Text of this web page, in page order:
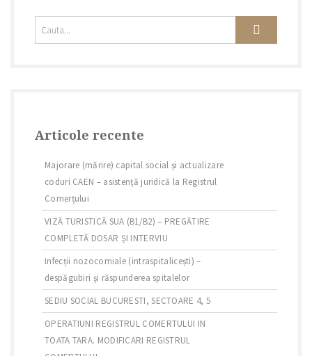
Articole recente
Majorare (mărire) capital social și actualizare
coduri CAEN – asistență juridică la Registrul
Comerțului
VIZĂ TURISTICĂ SUA (B1/B2) – PREGĂTIRE
COMPLETĂ DOSAR ȘI INTERVIU
Infecții nozocomiale (intraspitalicești) –
despăgubiri și răspunderea spitalelor
SEDIU SOCIAL BUCURESTI, SECTOARE 4, 5
OPERATIUNI REGISTRUL COMERTULUI IN
TOATA TARA. MODIFICARI REGISTRUL